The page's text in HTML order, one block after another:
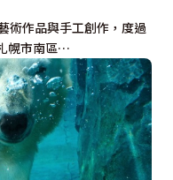
術作品與手工創作，度過
幌市南區…